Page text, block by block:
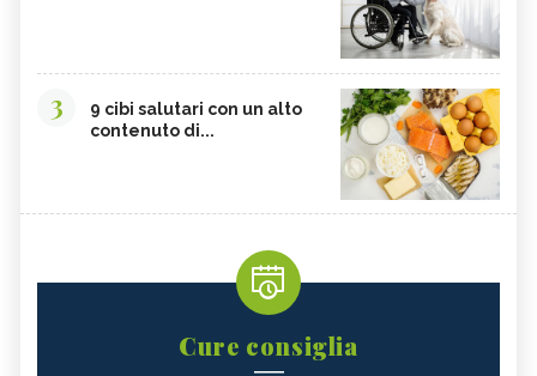
3
9 cibi salutari con un alto
contenuto di...
Cure consiglia